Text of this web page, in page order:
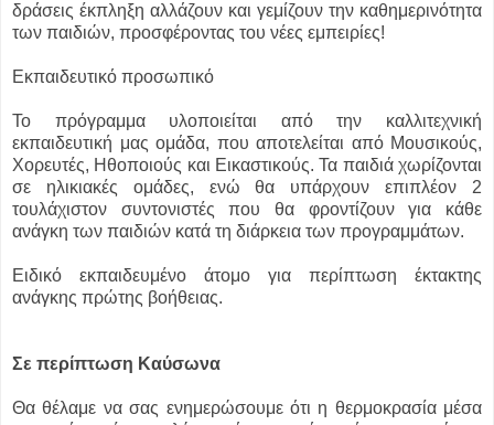
δράσεις έκπληξη αλλάζουν και γεμίζουν την καθημερινότητα
των παιδιών, προσφέροντας του νέες εμπειρίες!
Εκπαιδευτικό προσωπικό
Το πρόγραμμα υλοποιείται από την καλλιτεχνική
εκπαιδευτική μας ομάδα, που αποτελείται από Μουσικούς,
Χορευτές, Ηθοποιούς και Εικαστικούς. Τα παιδιά χωρίζονται
σε ηλικιακές ομάδες, ενώ θα υπάρχουν επιπλέον 2
τουλάχιστον συντονιστές που θα φροντίζουν για κάθε
ανάγκη των παιδιών κατά τη διάρκεια των προγραμμάτων.
Ειδικό εκπαιδευμένο άτομο για περίπτωση έκτακτης
ανάγκης πρώτης βοήθειας.
Σε περίπτωση Καύσωνα
Θα θέλαμε να σας ενημερώσουμε ότι η θερμοκρασία μέσα